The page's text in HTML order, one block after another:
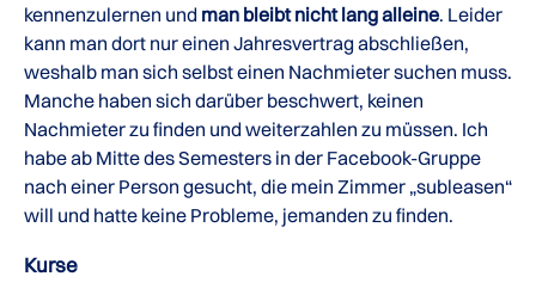
kennenzulernen und man bleibt nicht lang alleine. Leider
kann man dort nur einen Jahresvertrag abschließen,
weshalb man sich selbst einen Nachmieter suchen muss.
Manche haben sich darüber beschwert, keinen
Nachmieter zu finden und weiterzahlen zu müssen. Ich
habe ab Mitte des Semesters in der Facebook-Gruppe
nach einer Person gesucht, die mein Zimmer „subleasen“
will und hatte keine Probleme, jemanden zu finden.
Kurse